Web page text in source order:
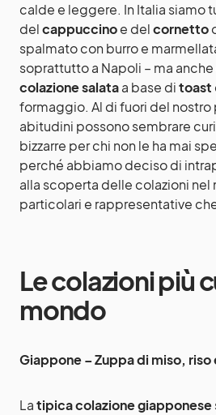
calde e leggere. In Italia siamo
delcappuccinoe delcornetto
spalmato con burro e
soprattutto a Napoli – ma
colazione salataa base ditoast
formaggio. Al di fuori del nostro
abitudini possono sembrare
bizzarre per chi non le ha mai
perché abbiamo deciso di
alla scoperta delle colazioni nel
particolari e rappresentative
Le colazioni più
mondo
Giappone – Zuppa di miso, riso
Latipica colazione giapponese